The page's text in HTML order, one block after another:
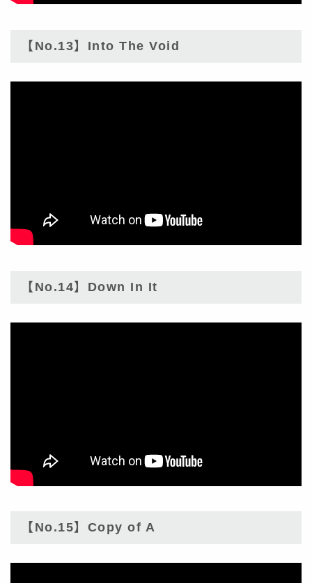
【No.13】Into The Void
【No.14】Down In It
【No.15】Copy of A